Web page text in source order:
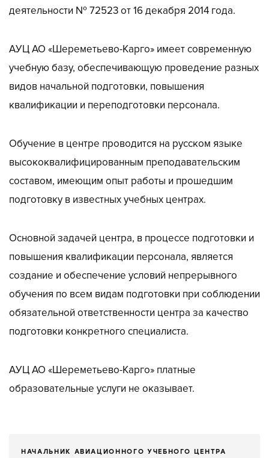
деятельности № 72523 от 16 декабря 2014 года.
АУЦ АО «Шереметьево-Карго» имеет современную
учебную базу, обеспечивающую проведение разных
видов начальной подготовки, повышения
квалификации и переподготовки персонала.
Обучение в центре проводится на русском языке
высококвалифицированным преподавательским
составом, имеющим опыт работы и прошедшим
подготовку в известных учебных центрах.
Основной задачей центра, в процессе подготовки и
повышения квалификации персонала, является
создание и обеспечение условий непрерывного
обучения по всем видам подготовки при соблюдении
обязательной ответственности центра за качество
подготовки конкретного специалиста.
АУЦ АО «Шереметьево-Карго» платные
образовательные услуги не оказывает.
НАЧАЛЬНИК АВИАЦИОННОГО УЧЕБНОГО ЦЕНТРА